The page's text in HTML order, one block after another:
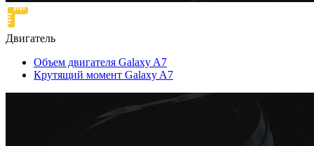
Двигатель
Объем двигателя Galaxy A7
Крутящий момент Galaxy A7